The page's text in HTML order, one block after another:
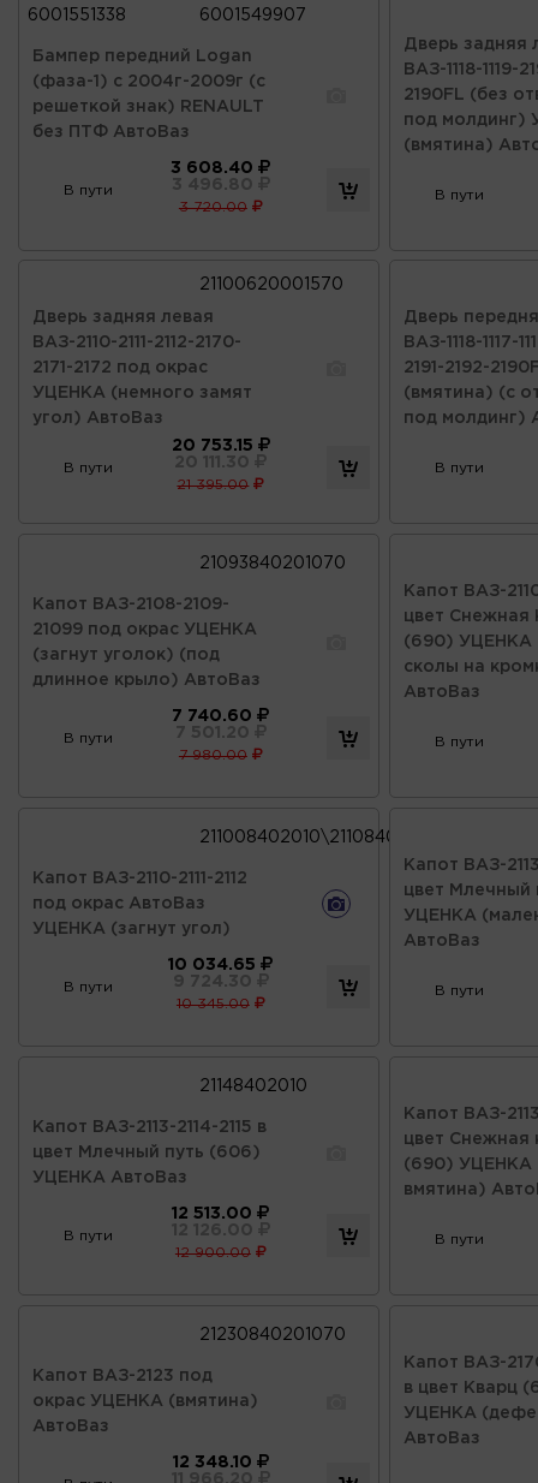
6001551338 6001549907
Бампер передний Logan
(фаза-1) с 2004г-2009г (с
решеткой знак) RENAULT
без ПТФ АвтоВаз
В пути
3 608.40
3 496.80
3 720.00
Дверь задняя
ВАЗ-1118-1119-
2190FL (без
под молдинг)
(вмятина)
В пути
21100620001570
Дверь задняя левая
ВАЗ-2110-2111-2112-2170-
2171-2172 под окрас
УЦЕНКА (немного замят
угол) АвтоВаз
В пути
20 753.15
20 111.30
21 395.00
Дверь
ВАЗ-1118-1117-
2191-2192-
(вмятина) (с
под молдинг)
В пути
21093840201070
Капот ВАЗ-2108-2109-
21099 под окрас УЦЕНКА
(загнут уголок) (под
длинное крыло) АвтоВаз
В пути
7 740.60
7 501.20
7 980.00
Капот ВАЗ-
цвет Снежная
(690) УЦЕНКА
сколы на
АвтоВаз
В пути
211008402010\21108402010
Капот ВАЗ-2110-2111-2112
под окрас АвтоВаз
УЦЕНКА (загнут угол)
В пути
10 034.65
9 724.30
10 345.00
Капот ВАЗ-
цвет Млечный
УЦЕНКА
АвтоВаз
В пути
21148402010
Капот ВАЗ-2113-2114-2115 в
цвет Млечный путь (606)
УЦЕНКА АвтоВаз
В пути
12 513.00
12 126.00
12 900.00
Капот ВАЗ-
цвет Снежная
(690) УЦЕНКА
вмятина)
В пути
21230840201070
Капот ВАЗ-2123 под
окрас УЦЕНКА (вмятина)
АвтоВаз
12 348.10
11 966.20
Капот ВАЗ-
в цвет Кварц
УЦЕНКА
АвтоВаз